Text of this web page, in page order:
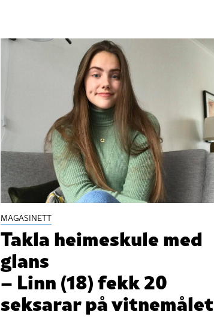
MAGASINETT
Takla heimeskule med
glans
– Linn (18) fekk 20
seksarar på vitnemålet